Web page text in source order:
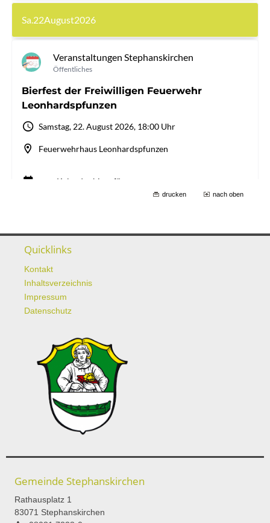
drucken nach oben
Quicklinks
Kontakt
Inhaltsverzeichnis
Impressum
Datenschutz
Gemeinde Stephanskirchen
Rathausplatz 1
83071 Stephanskirchen